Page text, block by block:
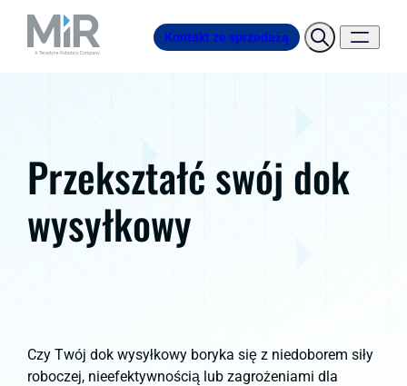
Kontakt ze sprzedażą
Przekształć swój dok
wysyłkowy
Czy Twój dok wysyłkowy boryka się z niedoborem siły
roboczej, nieefektywnością lub zagrożeniami dla